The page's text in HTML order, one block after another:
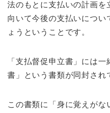
法のもとに支払いの計画を
向いて今後の支払いについ
ょうということです。
「支払督促申立書」には
書」という書類が同封され
この書類に「身に覚えがな